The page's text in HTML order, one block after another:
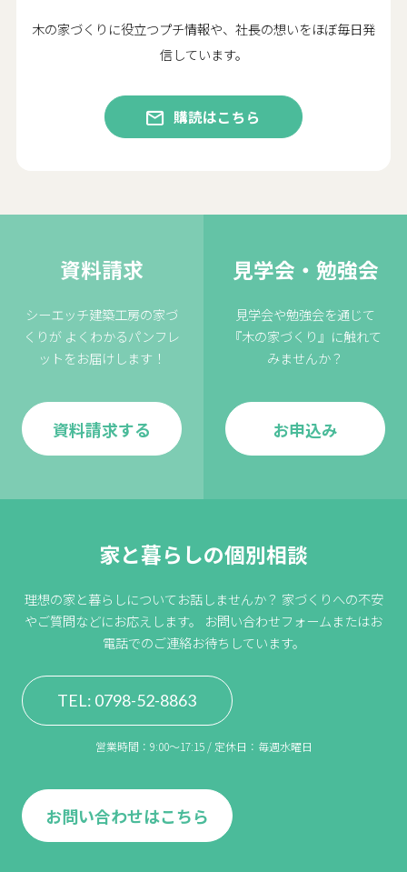
木の家づくりに役立つプチ情報や、社長の想いをほぼ毎日発
信しています。
購読はこちら
資料請求
シーエッチ建築工房の家づ
くりが よくわかるパンフレ
ットをお届けします！
資料請求する
見学会・勉強会
見学会や勉強会を通じて
『木の家づくり』に触れて
みませんか？
お申込み
家と暮らしの個別相談
理想の家と暮らしについてお話しませんか？ 家づくりへの不安
やご質問などにお応えします。
お問い合わせフォームまたはお
電話でのご連絡お待ちしています。
TEL: 0798-52-8863
営業時間：9:00〜17:15 / 定休日：毎週水曜日
お問い合わせはこちら